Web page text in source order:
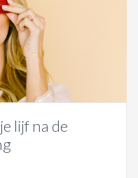
lijf na de